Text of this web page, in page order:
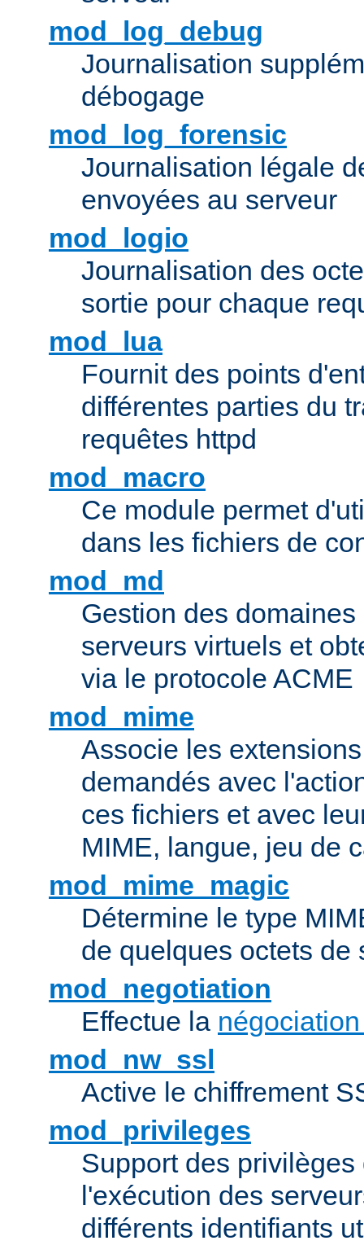
mod_log_debug
Journalisation
débogage
mod_log_forensic
Journalisation légale
envoyées au serveur
mod_logio
Journalisation des
sortie pour chaque
mod_lua
Fournit des points
différentes parties du
requêtes httpd
mod_macro
Ce module permet
dans les fichiers de
mod_md
Gestion des
serveurs virtuels et
via le protocole ACME
mod_mime
Associe les
demandés avec
ces fichiers et avec
MIME, langue, jeu de
mod_mime_magic
Détermine le type
de quelques octets de
mod_negotiation
Effectue la
mod_nw_ssl
Active le chiffrement
mod_privileges
Support des
l'exécution des
différents identifiants